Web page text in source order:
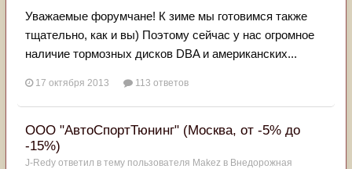
Уважаемые форумчане! К зиме мы готовимся также
тщательно, как и вы) Поэтому сейчас у нас огромное
наличие тормозных дисков DBA и американских...
17 октября 2013 113 ответов
ООО "АвтоСпортТюнинг" (Москва, от -5% до
-15%)
J-Redy ответил в тему пользователя Makez в Внедорожная